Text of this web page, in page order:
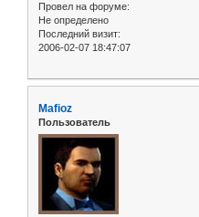
Провел на форуме:
Не определено
Последний визит:
2006-02-07 18:47:07
Mafioz
Пользователь